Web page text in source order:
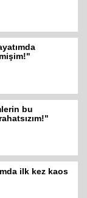
bu
ilk kez kaos